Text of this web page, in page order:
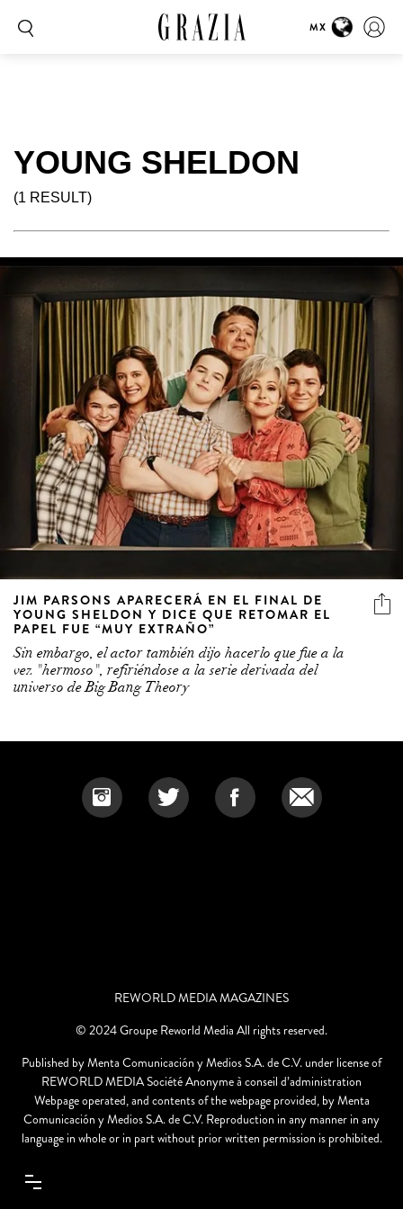
MX
YOUNG SHELDON
(1 RESULT)
JIM PARSONS APARECERÁ EN EL FINAL DE
YOUNG SHELDON Y DICE QUE RETOMAR EL
PAPEL FUE “MUY EXTRAÑO”
Sin embargo, el actor también dijo hacerlo que fue a la
vez "hermoso", refiriéndose a la serie derivada del
universo de Big Bang Theory
REWORLD MEDIA MAGAZINES
© 2024 Groupe Reworld Media All rights reserved.
Published by Menta Comunicación y Medios S.A. de C.V. under license of
REWORLD MEDIA Société Anonyme à conseil d’administration
Webpage operated, and contents of the webpage provided, by Menta
Comunicación y Medios S.A. de C.V. Reproduction in any manner in any
language in whole or in part without prior written permission is prohibited.